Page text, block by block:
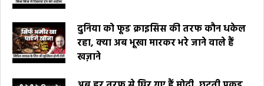
दुनिया को फूड क्राइसिस की तरफ कौन धकेल
रहा, क्या अब भूखा मारकर भरे जाने वाले हैं
खज़ाने